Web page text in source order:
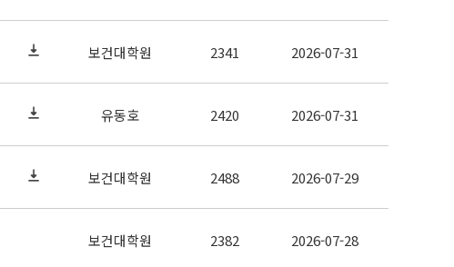
보건대학원 2341 2026-07-31
유동호 2420 2026-07-31
보건대학원 2488 2026-07-29
보건대학원 2382 2026-07-28